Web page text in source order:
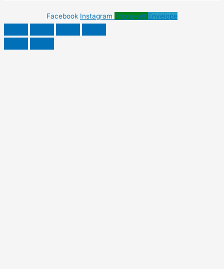
Facebook Instagram Phone-alt Envelope